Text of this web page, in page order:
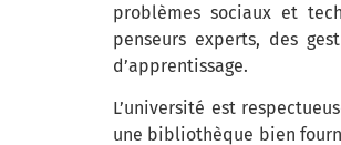
problèmes sociaux et
penseurs experts, des
d’apprentissage.
L’université est
une bibliothèque bien